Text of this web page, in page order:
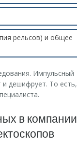
рельсов) и общее
Импульсный
и дешифрует. То есть,
в компании